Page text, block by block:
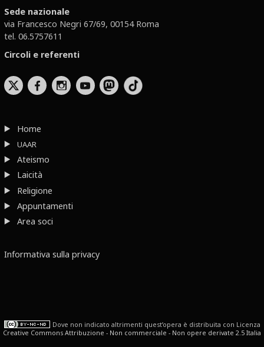
Sede nazionale
via Francesco Negri 67/69, 00154 Roma
tel. 06.5757611
Circoli e referenti
b x r
Home
UAAR
Ateismo
Laicità
Religione
Appuntamenti
Area soci
Informativa sulla privacy
Dove non indicato altrimenti quest’opera è distribuita con Licenza
Creative Commons Attribuzione - Non commerciale - Non opere derivate 2.5 Italia